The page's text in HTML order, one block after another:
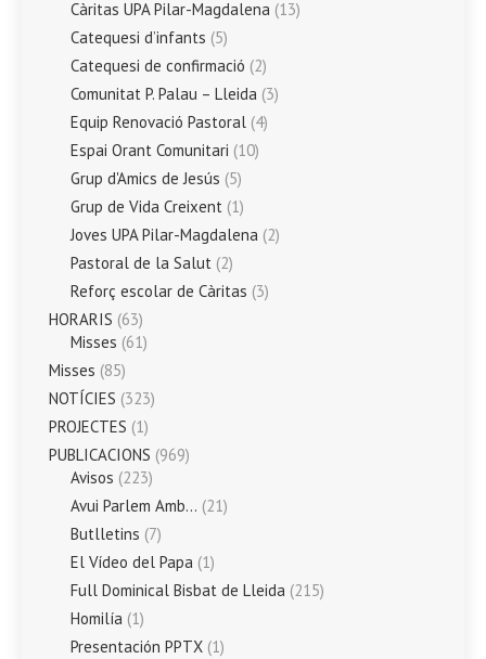
Càritas UPA Pilar-Magdalena (13)
Catequesi d’infants (5)
Catequesi de confirmació (2)
Comunitat P. Palau – Lleida (3)
Equip Renovació Pastoral (4)
Espai Orant Comunitari (10)
Grup d'Amics de Jesús (5)
Grup de Vida Creixent (1)
Joves UPA Pilar-Magdalena (2)
Pastoral de la Salut (2)
Reforç escolar de Càritas (3)
HORARIS (63)
Misses (61)
Misses (85)
NOTÍCIES (323)
PROJECTES (1)
PUBLICACIONS (969)
Avisos (223)
Avui Parlem Amb… (21)
Butlletins (7)
El Vídeo del Papa (1)
Full Dominical Bisbat de Lleida (215)
Homilía (1)
Presentación PPTX (1)